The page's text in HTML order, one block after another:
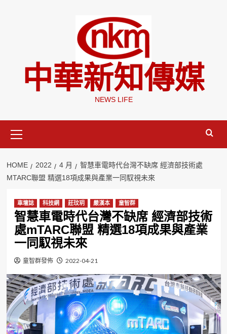
中華新知傳媒
NEWS LIFE
Menu
HOME 2022 4 月
智慧車電時代台灣不缺席 經濟部技術處
MTARC聯盟 精選18項成果與產業一同馭視未來
車壇誌 科技網 莊玟玥 嚴漢本 童智群
智慧車電時代台灣不缺席 經濟部技術
處mTARC聯盟 精選18項成果與產業
一同馭視未來
童智群發佈 2022-04-21